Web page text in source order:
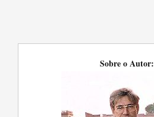
Sobre o Autor: